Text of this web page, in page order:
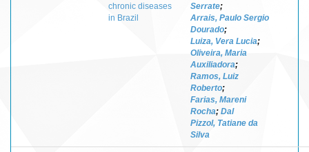
chronic diseases
in Brazil
Serrate;
Arrais, Paulo Sergio
Dourado;
Luiza, Vera Lucia;
Oliveira, Maria
Auxiliadora;
Ramos, Luiz
Roberto;
Farias, Mareni
Rocha; Dal
Pizzol, Tatiane da
Silva